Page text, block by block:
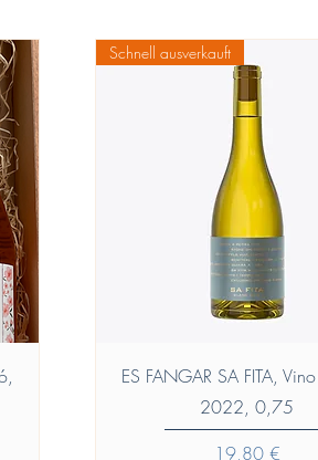
e
1
0
M
l
l
t
r
i
Vista rapida
Schnell ausverkauft
ES FANGAR SA FITA,
2022, 0,75
Prezzo
19,80 €